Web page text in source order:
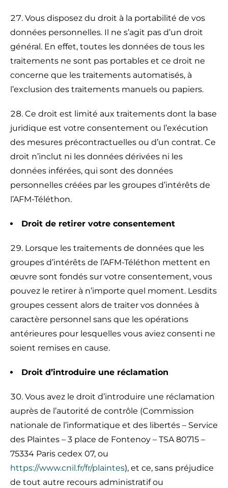
Vous disposez du droit à la portabilité de vos
données personnelles. Il ne s’agit pas d’un droit
général. En effet, toutes les données de tous les
traitements ne sont pas portables et ce droit ne
concerne que les traitements automatisés, à
l’exclusion des traitements manuels ou papiers.
Ce droit est limité aux traitements dont la base
juridique est votre consentement ou l’exécution
des mesures précontractuelles ou d’un contrat. Ce
droit n’inclut ni les données dérivées ni les
données inférées, qui sont des données
personnelles créées par les groupes d’intérêts de
l’AFM-Téléthon.
Droit de retirer votre consentement
Lorsque les traitements de données que les
groupes d’intérêts de l’AFM-Téléthon mettent en
œuvre sont fondés sur votre consentement, vous
pouvez le retirer à n’importe quel moment. Lesdits
groupes cessent alors de traiter vos données à
caractère personnel sans que les opérations
antérieures pour lesquelles vous aviez consenti ne
soient remises en cause.
Droit d’introduire une réclamation
Vous avez le droit d’introduire une réclamation
auprès de l’autorité de contrôle (Commission
nationale de l’informatique et des libertés – Service
des Plaintes – 3 place de Fontenoy – TSA 80715 –
75334 Paris cedex 07, ou
https://www.cnil.fr/fr/plaintes), et ce, sans préjudice
de tout autre recours administratif ou